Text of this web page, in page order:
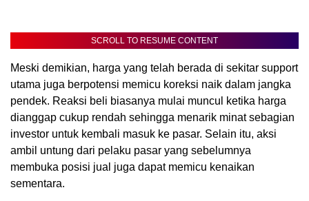
SCROLL TO RESUME CONTENT
Meski demikian, harga yang telah berada di sekitar support
utama juga berpotensi memicu koreksi naik dalam jangka
pendek. Reaksi beli biasanya mulai muncul ketika harga
dianggap cukup rendah sehingga menarik minat sebagian
investor untuk kembali masuk ke pasar. Selain itu, aksi
ambil untung dari pelaku pasar yang sebelumnya
membuka posisi jual juga dapat memicu kenaikan
sementara.